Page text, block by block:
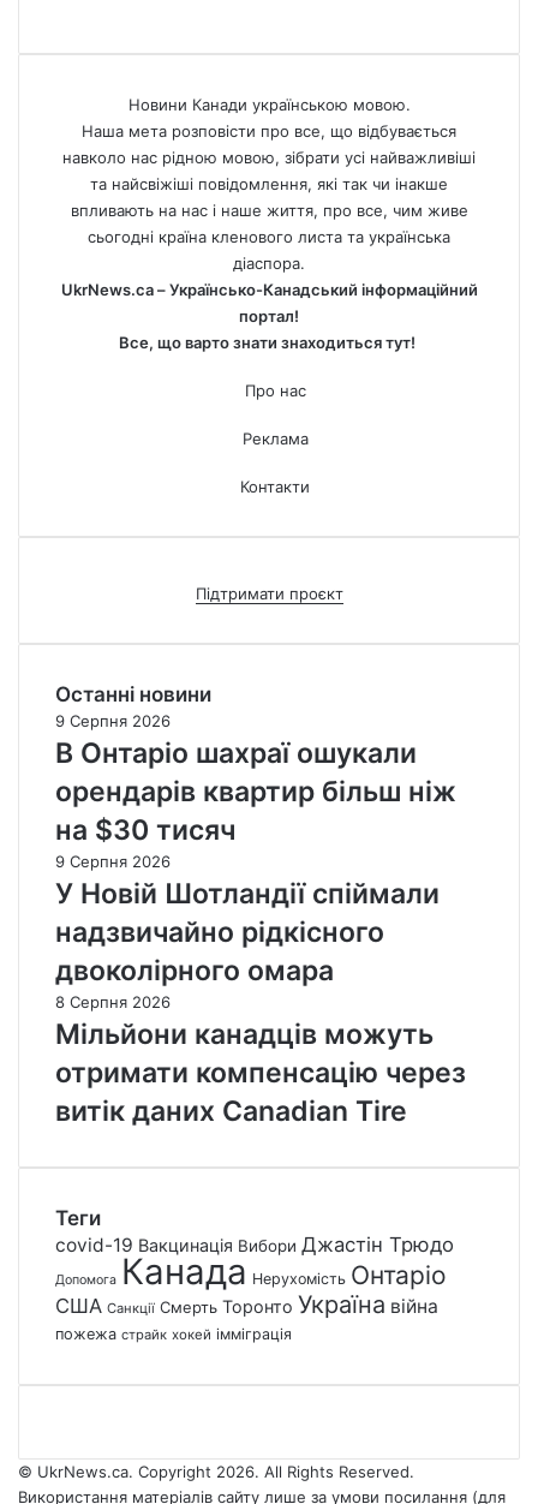
Новини Канади українською мовою.
Наша мета розповісти про все, що відбувається
навколо нас рідною мовою, зібрати усі найважливіші
та найсвіжіші повідомлення, які так чи інакше
впливають на нас і наше життя, про все, чим живе
сьогодні країна кленового листа та українська
діаспора.
UkrNews.ca – Українсько-Канадський інформаційний
портал!
Все, що варто знати знаходиться тут!
Про нас
Реклама
Контакти
Підтримати проєкт
Останні новини
9 Серпня 2026
В Онтаріо шахраї ошукали
орендарів квартир більш ніж
на $30 тисяч
9 Серпня 2026
У Новій Шотландії спіймали
надзвичайно рідкісного
двоколірного омара
8 Серпня 2026
Мільйони канадців можуть
отримати компенсацію через
витік даних Canadian Tire
Теги
covid-19 Вакцинація Вибори Джастін Трюдо
Допомога Канада Нерухомість Онтаріо
США Санкції Смерть Торонто Україна війна
пожежа страйк хокей імміграція
© UkrNews.ca. Copyright 2026. All Rights Reserved.
Використання матеріалів сайту лише за умови посилання (для